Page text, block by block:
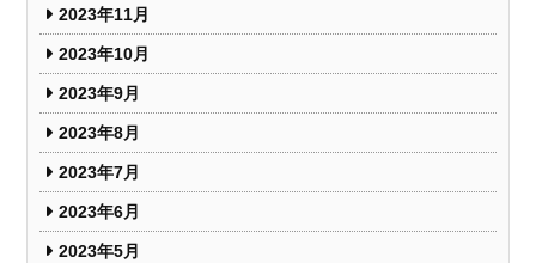
2023年11月
2023年10月
2023年9月
2023年8月
2023年7月
2023年6月
2023年5月